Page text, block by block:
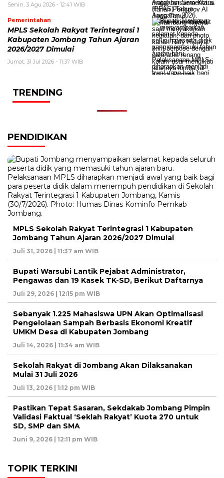
Senin, 3 Agu 2026 - 12:41 WIB
Pemerintahan
MPLS Sekolah Rakyat Terintegrasi 1
Kabupaten Jombang Tahun Ajaran
2026/2027 Dimulai
Jumat, 31 Jul 2026 - 11:37 WIB
TRENDING
PENDIDIKAN
MPLS Sekolah Rakyat Terintegrasi 1 Kabupaten
Jombang Tahun Ajaran 2026/2027 Dimulai
Juli 31, 2026 | 11:37 am WIB
Bupati Warsubi Lantik Pejabat Administrator,
Pengawas dan 19 Kasek TK-SD, Berikut Daftarnya
Juli 29, 2026 | 12:15 pm WIB
Sebanyak 1.225 Mahasiswa UPN Akan Optimalisasi
Pengelolaan Sampah Berbasis Ekonomi Kreatif
UMKM Desa di Kabupaten Jombang
Juli 14, 2026 | 11:34 am WIB
Sekolah Rakyat di Jombang Akan Dilaksanakan
Mulai 31 Juli 2026
Juli 13, 2026 | 1:12 pm WIB
Pastikan Tepat Sasaran, Sekdakab Jombang Pimpin
Validasi Faktual ‘Seklah Rakyat’ Kuota 270 untuk
SD, SMP dan SMA
Juni 9, 2026 | 12:11 pm WIB
TOPIK TERKINI